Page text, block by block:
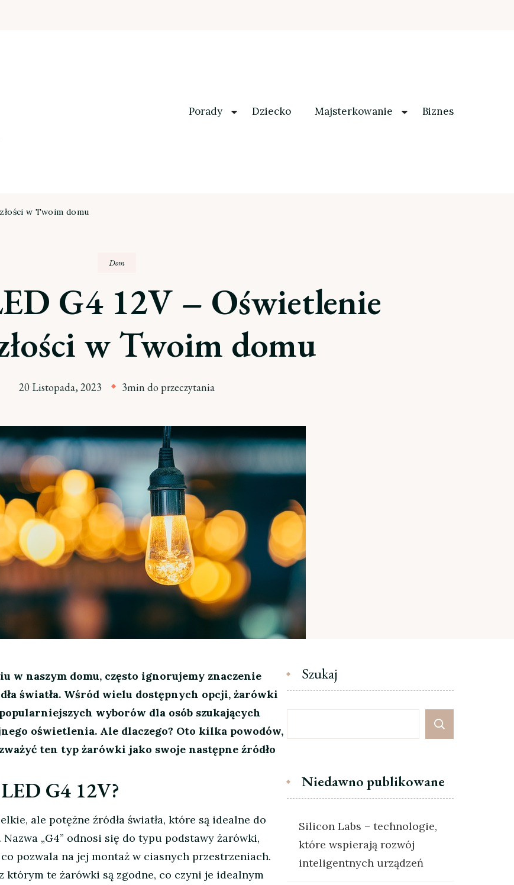
Porady Dziecko Majsterkowanie Biznes
w Twoim domu
Dom
G4 12V – Oświetlenie
w Twoim domu
20 Listopada, 2023 3min do przeczytania
w naszym domu, często ignorujemy znaczenie
światła. Wśród wielu dostępnych opcji, żarówki
wyborów dla osób szukających
oświetlenia. Ale dlaczego? Oto kilka powodów,
ten typ żarówki jako swoje następne źródło
G4 12V?
ale potężne źródła światła, które są idealne do
„G4” odnosi się do typu podstawy żarówki,
pozwala na jej montaż w ciasnych przestrzeniach.
którym te żarówki są zgodne, co czyni je idealnym
Szukaj
Niedawno publikowane
Silicon Labs – technologie,
które wspierają rozwój
inteligentnych urządzeń